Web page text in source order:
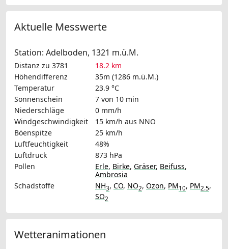
Aktuelle Messwerte
Station: Adelboden, 1321 m.ü.M.
Distanz zu 3781
18.2 km
Höhendifferenz
35m (1286 m.ü.M.)
Temperatur
23.9 °C
Sonnenschein
7 von 10 min
Niederschläge
0 mm/h
Windgeschwindigkeit
15 km/h aus NNO
Böenspitze
25 km/h
Luftfeuchtigkeit
48%
Luftdruck
873 hPa
Pollen
Erle, Birke, Gräser, Beifuss,
Ambrosia
Schadstoffe
NH3, CO, NO2, Ozon, PM10, PM2.5,
SO2
Wetteranimationen